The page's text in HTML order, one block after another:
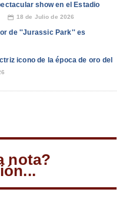
show en el Estadio
📅 18 de Julio de 2026
de ''Jurassic Park'' es
icono de la época de oro del
nota?